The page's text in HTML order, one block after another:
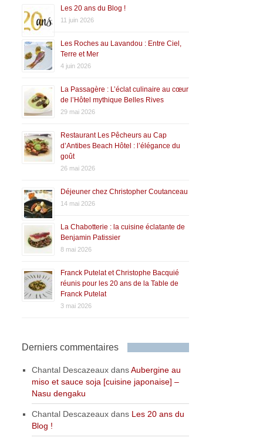
Les 20 ans du Blog !
11 juin 2026
Les Roches au Lavandou : Entre Ciel,
Terre et Mer
4 juin 2026
La Passagère : L’éclat culinaire au cœur
de l’Hôtel mythique Belles Rives
29 mai 2026
Restaurant Les Pêcheurs au Cap
d’Antibes Beach Hôtel : l’élégance du
goût
26 mai 2026
Déjeuner chez Christopher Coutanceau
14 mai 2026
La Chabotterie : la cuisine éclatante de
Benjamin Patissier
8 mai 2026
Franck Putelat et Christophe Bacquié
réunis pour les 20 ans de la Table de
Franck Putelat
3 mai 2026
Derniers commentaires
Chantal Descazeaux dansAubergine au
miso et sauce soja [cuisine japonaise] –
Nasu dengaku
Chantal Descazeaux dans Les 20 ans du
Blog !